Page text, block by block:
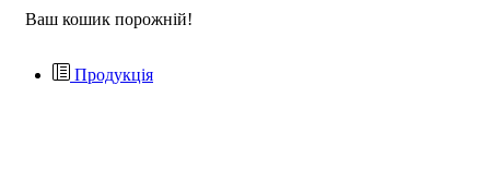
Ваш кошик порожній!
Продукція